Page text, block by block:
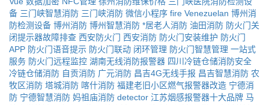
备 三门峡智慧消防 三门峡消防 微信小程序 fire Venezuelan 博州消
防检测设备 博州消防 博州智慧消防 *居老人消防 油田消防 防火门关
闭提示器故障排查 西安防火门 西安消防 防火门安装维护 防火门
APP 防火门语音提示 防火门联动 闭环管理 防火门智慧管理 一站式
服务 防火门远程监控 湖南无线消防报警器 四川冷链仓储消防安全
冷链仓储消防 自贡消防 广元消防 昌吉4G无线手报 昌吉智慧消防 农
牧区消防 塔城消防 喀什消防 福建老旧小区燃气报警器改造 宁德消
防 宁德智慧消防 妈祖庙消防 detector 江苏烟感报警器十大品牌 马